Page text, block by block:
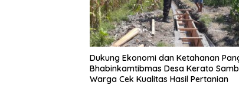
Dukung Ekonomi dan Ketahanan
Bhabinkamtibmas Desa Kerato
Warga Cek Kualitas Hasil Pertanian